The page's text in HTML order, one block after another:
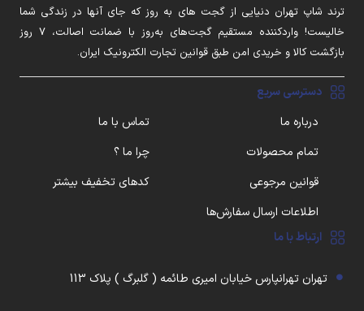
ترند شاپ تهران دنیایی از گجت های به روز که جای آنها در زندگی شما
خالیست! واردکننده مستقیم گجت‌های به‌روز با ضمانت اصالت، ۷ روز
بازگشت کالا و خریدی امن طبق قوانین تجارت الکترونیک ایران.
دسترسی سریع
درباره ما
تماس با ما
تمام محصولات
چرا ما ؟
قوانین مرجوعی
کدهای تخفیف بیشتر
اطلاعات ارسال سفارش‌ها
ارتباط با ما
تهران تهرانپارس خیابان امیری طائمه ( گلبرگ ) پلاک 113